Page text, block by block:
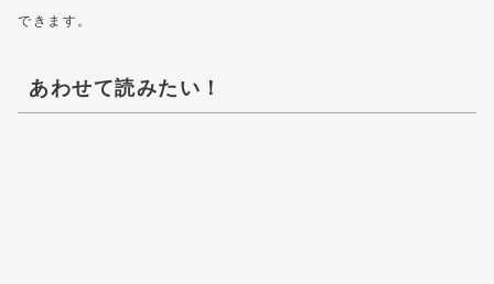
できます。
あわせて読みたい！